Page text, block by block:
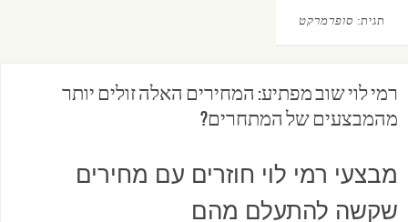
תגית: סופרמרקט
רמי לוי שוב מפתיע: המחירים האלה זולים יותר
מהמבצעים של המתחרים?
מבצעי רמי לוי חוזרים עם מחירים
שקשה להתעלם מהם